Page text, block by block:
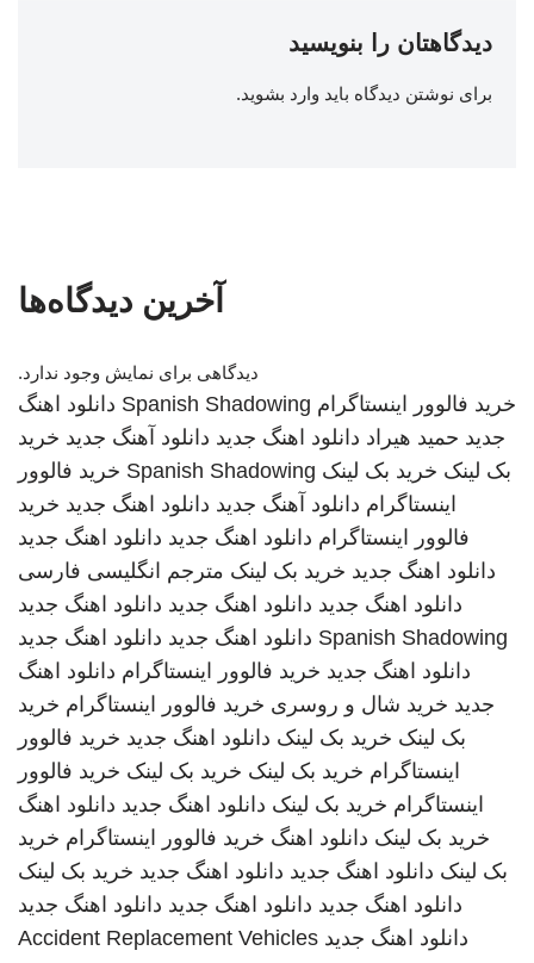
دیدگاهتان را بنویسید
برای نوشتن دیدگاه باید وارد بشوید.
آخرین دیدگاه‌ها
دیدگاهی برای نمایش وجود ندارد.
خرید فالوور اینستاگرام Spanish Shadowing دانلود اهنگ
جدید حمید هیراد دانلود اهنگ جدید دانلود آهنگ جدید خرید
بک لینک خرید بک لینک Spanish Shadowing خرید فالوور
اینستاگرام دانلود آهنگ جدید دانلود اهنگ جدید خرید
فالوور اینستاگرام دانلود اهنگ جدید دانلود اهنگ جدید
دانلود اهنگ جدید خرید بک لینک مترجم انگلیسی فارسی
دانلود اهنگ جدید دانلود اهنگ جدید دانلود اهنگ جدید
Spanish Shadowing دانلود اهنگ جدید دانلود اهنگ جدید
دانلود اهنگ جدید خرید فالوور اینستاگرام دانلود اهنگ
جدید خرید شال و روسری خرید فالوور اینستاگرام خرید
بک لینک خرید بک لینک دانلود اهنگ جدید خرید فالوور
اینستاگرام خرید بک لینک خرید بک لینک خرید فالوور
اینستاگرام خرید بک لینک دانلود اهنگ جدید دانلود اهنگ
خرید بک لینک دانلود اهنگ خرید فالوور اینستاگرام خرید
بک لینک دانلود اهنگ جدید دانلود اهنگ جدید خرید بک لینک
دانلود اهنگ جدید دانلود اهنگ جدید دانلود اهنگ جدید
دانلود اهنگ جدید Accident Replacement Vehicles